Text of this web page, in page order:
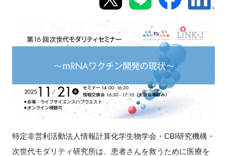
新規登録
プログラム
インタビュー・コラム
特定非営利活動法人情報計算化学生物学会・CBI研究機構・
次世代モダリティ研究所は、患者さんを救うために医療を